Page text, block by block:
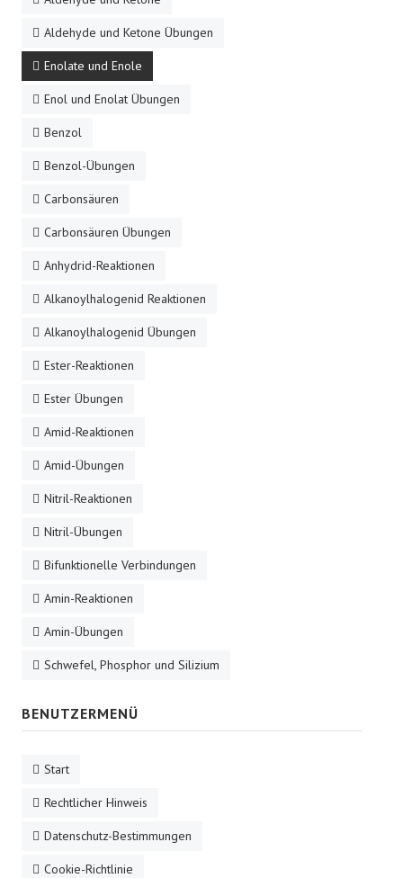
Aldehyde und Ketone Übungen
Enolate und Enole
Enol und Enolat Übungen
Benzol
Benzol-Übungen
Carbonsäuren
Carbonsäuren Übungen
Anhydrid-Reaktionen
Alkanoylhalogenid Reaktionen
Alkanoylhalogenid Übungen
Ester-Reaktionen
Ester Übungen
Amid-Reaktionen
Amid-Übungen
Nitril-Reaktionen
Nitril-Übungen
Bifunktionelle Verbindungen
Amin-Reaktionen
Amin-Übungen
Schwefel, Phosphor und Silizium
BENUTZERMENÜ
Start
Rechtlicher Hinweis
Datenschutz-Bestimmungen
Cookie-Richtlinie